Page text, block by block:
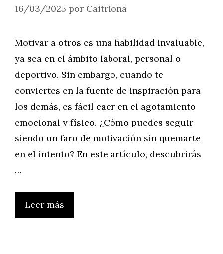
16/03/2025 por Caitriona
Motivar a otros es una habilidad invaluable,
ya sea en el ámbito laboral, personal o
deportivo. Sin embargo, cuando te
conviertes en la fuente de inspiración para
los demás, es fácil caer en el agotamiento
emocional y físico. ¿Cómo puedes seguir
siendo un faro de motivación sin quemarte
en el intento? En este artículo, descubrirás
…
Leer más